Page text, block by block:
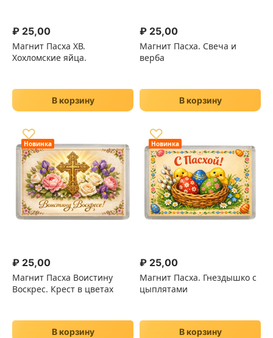
₽ 25,00
Магнит Пасха ХВ.
Хохломские яйца.
В корзину
₽ 25,00
Магнит Пасха. Свеча и
верба
В корзину
Новинка
₽ 25,00
Магнит Пасха Воистину
Воскрес. Крест в цветах
♡
В корзину
Новинка
₽ 25,00
Магнит Пасха. Гнездышко с
цыплятами
♡
В корзину